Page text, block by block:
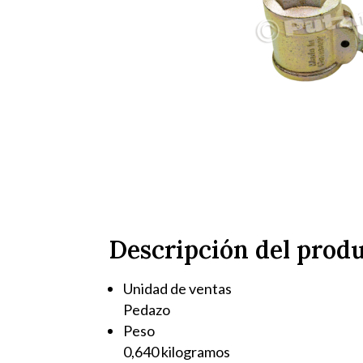
Descripción del
Unidad de ventas
Pedazo
Peso
0,640 kilogramos